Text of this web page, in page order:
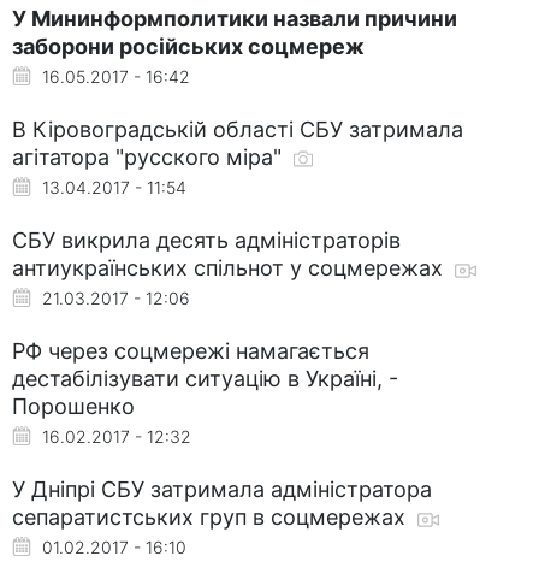
У Мининформполитики назвали причини
заборони російських соцмереж
16.05.2017 - 16:42
В Кіровоградській області СБУ затримала
агітатора "русского міра"
13.04.2017 - 11:54
CБУ викрила десять адміністраторів
антиукраїнських спільнот у соцмережах
21.03.2017 - 12:06
РФ через соцмережі намагається
дестабілізувати ситуацію в Україні, -
Порошенко
16.02.2017 - 12:32
У Дніпрі СБУ затримала адміністратора
сепаратистських груп в соцмережах
01.02.2017 - 16:10